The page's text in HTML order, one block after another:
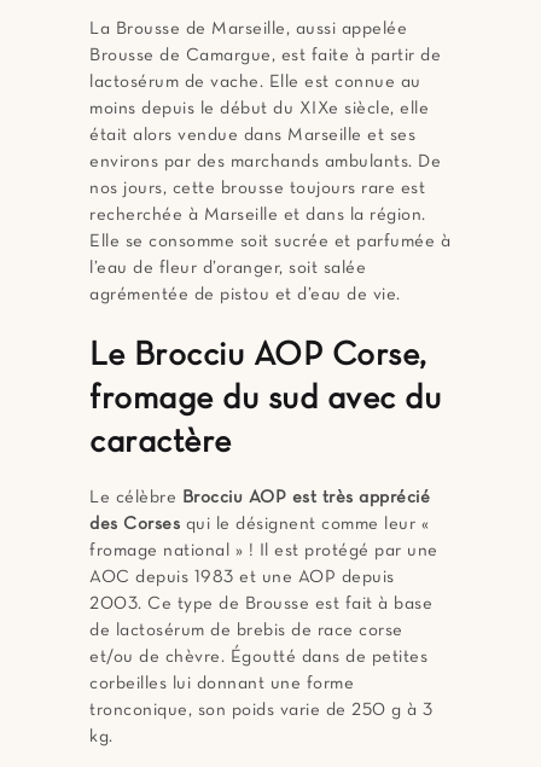
La Brousse de Marseille, aussi appelée
Brousse de Camargue, est faite à partir de
lactosérum de vache. Elle est connue au
moins depuis le début du XIXe siècle, elle
était alors vendue dans Marseille et ses
environs par des marchands ambulants. De
nos jours, cette brousse toujours rare est
recherchée à Marseille et dans la région.
Elle se consomme soit sucrée et parfumée à
l’eau de fleur d’oranger, soit salée
agrémentée de pistou et d’eau de vie.
Le Brocciu AOP Corse,
fromage du sud avec du
caractère
Le célèbre
Brocciu AOP est très apprécié
des Corses qui le désignent comme leur «
fromage national » ! Il est protégé par une
AOC depuis 1983 et une AOP depuis
2003. Ce type de Brousse est fait à base
de lactosérum de brebis de race corse
et/ou de chèvre. Égoutté dans de petites
corbeilles lui donnant une forme
tronconique, son poids varie de 250 g à 3
kg.